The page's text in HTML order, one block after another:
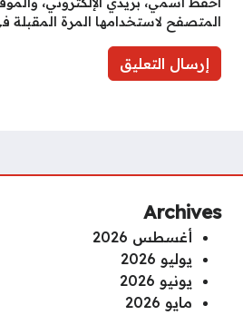
المتصفح لاستخدامها المرة المقبلة
Archives
أغسطس 2026
يوليو 2026
يونيو 2026
مايو 2026